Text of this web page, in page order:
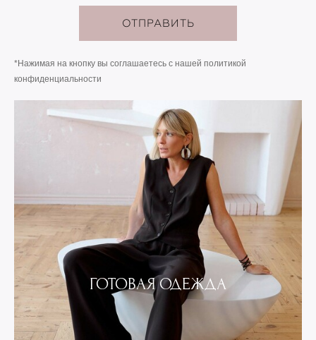
ОТПРАВИТЬ
*Нажимая на кнопку вы соглашаетесь с нашей политикой
конфиденциальности
ГОТОВАЯ ОДЕЖДА